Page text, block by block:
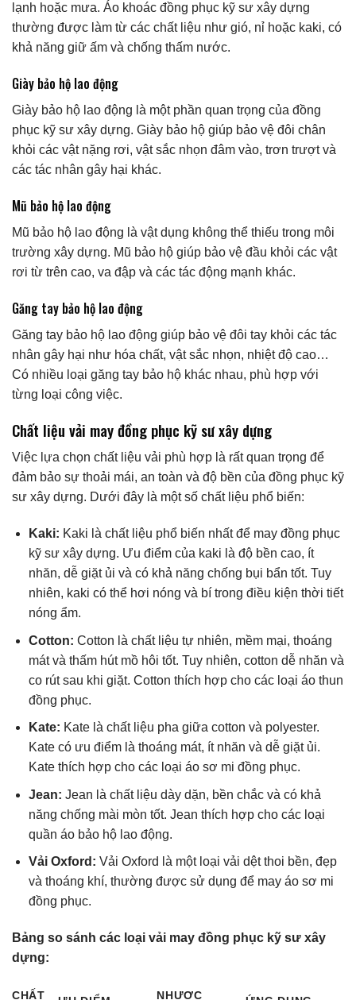
lạnh hoặc mưa. Áo khoác đồng phục kỹ sư xây dựng
thường được làm từ các chất liệu như gió, nỉ hoặc kaki, có
khả năng giữ ấm và chống thấm nước.
Giày bảo hộ lao động
Giày bảo hộ lao động là một phần quan trọng của đồng
phục kỹ sư xây dựng. Giày bảo hộ giúp bảo vệ đôi chân
khỏi các vật nặng rơi, vật sắc nhọn đâm vào, trơn trượt và
các tác nhân gây hại khác.
Mũ bảo hộ lao động
Mũ bảo hộ lao động là vật dụng không thể thiếu trong môi
trường xây dựng. Mũ bảo hộ giúp bảo vệ đầu khỏi các vật
rơi từ trên cao, va đập và các tác động mạnh khác.
Găng tay bảo hộ lao động
Găng tay bảo hộ lao động giúp bảo vệ đôi tay khỏi các tác
nhân gây hại như hóa chất, vật sắc nhọn, nhiệt độ cao…
Có nhiều loại găng tay bảo hộ khác nhau, phù hợp với
từng loại công việc.
Chất liệu vải may đồng phục kỹ sư xây dựng
Việc lựa chọn chất liệu vải phù hợp là rất quan trọng để
đảm bảo sự thoải mái, an toàn và độ bền của đồng phục kỹ
sư xây dựng. Dưới đây là một số chất liệu phổ biến:
Kaki: Kaki là chất liệu phổ biến nhất để may đồng phục
kỹ sư xây dựng. Ưu điểm của kaki là độ bền cao, ít
nhăn, dễ giặt ủi và có khả năng chống bụi bẩn tốt. Tuy
nhiên, kaki có thể hơi nóng và bí trong điều kiện thời tiết
nóng ẩm.
Cotton: Cotton là chất liệu tự nhiên, mềm mại, thoáng
mát và thấm hút mồ hôi tốt. Tuy nhiên, cotton dễ nhăn và
co rút sau khi giặt. Cotton thích hợp cho các loại áo thun
đồng phục.
Kate: Kate là chất liệu pha giữa cotton và polyester.
Kate có ưu điểm là thoáng mát, ít nhăn và dễ giặt ủi.
Kate thích hợp cho các loại áo sơ mi đồng phục.
Jean: Jean là chất liệu dày dặn, bền chắc và có khả
năng chống mài mòn tốt. Jean thích hợp cho các loại
quần áo bảo hộ lao động.
Vải Oxford: Vải Oxford là một loại vải dệt thoi bền, đẹp
và thoáng khí, thường được sử dụng để may áo sơ mi
đồng phục.
Bảng so sánh các loại vải may đồng phục kỹ sư xây
dựng:
CHẤT NHƯỢC